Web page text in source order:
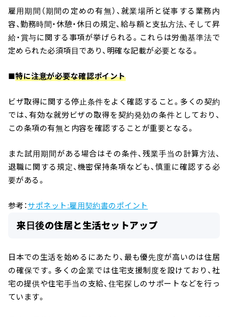
雇用期間（期間の定めの有無）、就業場所と従事する業務内
容、勤務時間・休憩・休日の規定、給与額と支払方法、そして昇
給・賞与に関する事項が挙げられる。これらは労働基準法で
定められた必須項目であり、明確な記載が必要となる。
■特に注意が必要な確認ポイント
ビザ取得に関する停止条件をよく確認すること。多くの契約
では、有効な就労ビザの取得を契約発効の条件としており、
この条項の有無と内容を確認することが重要となる。
また試用期間がある場合はその条件、残業手当の計算方法、
退職に関する規定、機密保持条項なども、慎重に確認する必
要がある。
参考：サポネット:雇用契約書のポイント
来日後の住居と生活セットアップ
日本での生活を始めるにあたり、最も優先度が高いのは住居
の確保です。多くの企業では住宅支援制度を設けており、社
宅の提供や住宅手当の支給、住宅探しのサポートなどを行っ
ています。